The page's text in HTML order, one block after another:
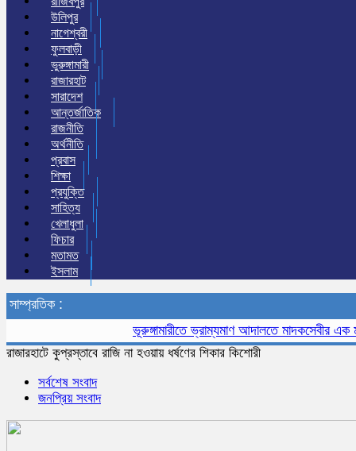
উলিপুর
নাগেশ্বরী
ফুলবাড়ী
ভুরুঙ্গামারী
রাজারহাট
সারাদেশ
আন্তর্জাতিক
রাজনীতি
অর্থনীতি
প্রবাস
শিক্ষা
প্রযুক্তি
সাহিত্য
খেলাধুলা
ফিচার
মতামত
ইসলাম
সাম্প্রতিক :
ভূরুঙ্গামারীতে ভ্রাম্যমাণ আদালতে মাদকসেবীর এক মাসের
রাজারহাটে কুপ্রস্তাবে রাজি না হওয়ায় ধর্ষণের শিকার কিশোরী
সর্বশেষ সংবাদ
জনপ্রিয় সংবাদ